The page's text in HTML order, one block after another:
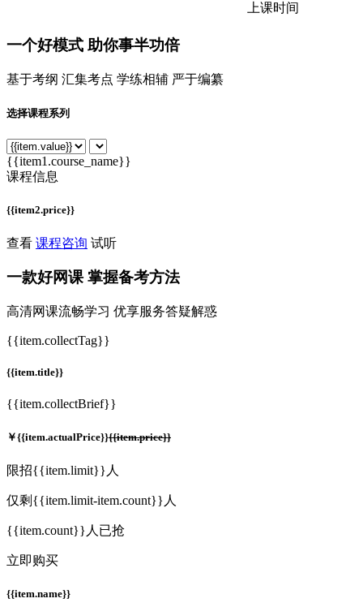
上课时间
一个好模式 助你事半功倍
基于考纲 汇集考点 学练相辅 严于编纂
选择课程系列
{{item1.course_name}}
课程信息
{{item2.price}}
查看 课程咨询 试听
一款好网课 掌握备考方法
高清网课流畅学习 优享服务答疑解惑
{{item.collectTag}}
{{item.title}}
{{item.collectBrief}}
￥{{item.actualPrice}}{{item.price}}
限招{{item.limit}}人
仅剩{{item.limit-item.count}}人
{{item.count}}人已抢
立即购买
{{item.name}}